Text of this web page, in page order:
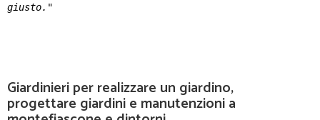
giusto."
Giardinieri per realizzare un giardino,
progettare giardini e manutenzioni a